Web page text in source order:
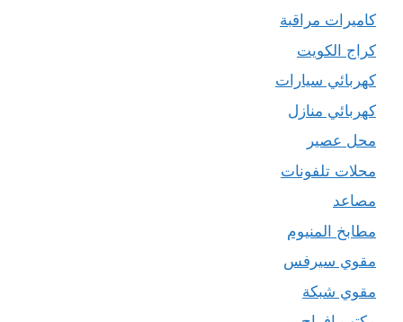
كاميرات مراقبة
كراج الكويت
كهربائي سيارات
كهربائي منازل
محل عصير
محلات تلفونات
مصاعد
مطابخ المنيوم
مقوي سيرفس
مقوي شبكة